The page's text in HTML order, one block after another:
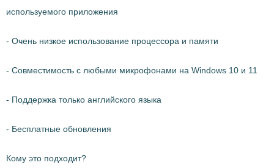
используемого приложения
- Очень низкое использование процессора и памяти
- Совместимость с любыми микрофонами на Windows 10 и 11
- Поддержка только английского языка
- Бесплатные обновления
Кому это подходит?